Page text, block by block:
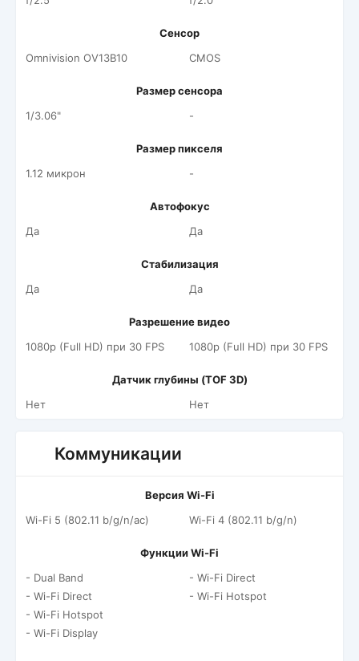
Сенсор
Omnivision OV13B10
CMOS
Размер сенсора
1/3.06"
-
Размер пикселя
1.12 микрон
-
Автофокус
Да
Да
Стабилизация
Да
Да
Разрешение видео
1080p (Full HD) при 30 FPS
1080p (Full HD) при 30 FPS
Датчик глубины (TOF 3D)
Нет
Нет
Коммуникации
Версия Wi-Fi
Wi-Fi 5 (802.11 b/g/n/ac)
Wi-Fi 4 (802.11 b/g/n)
Функции Wi-Fi
- Dual Band
- Wi-Fi Direct
- Wi-Fi Hotspot
- Wi-Fi Display
- Wi-Fi Direct
- Wi-Fi Hotspot